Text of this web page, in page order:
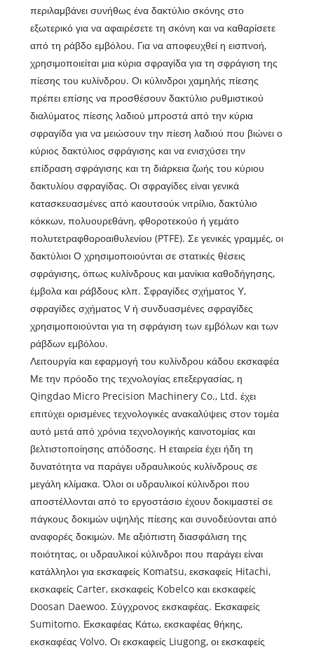
περιλαμβάνει συνήθως ένα δακτύλιο σκόνης στο
εξωτερικό για να αφαιρέσετε τη σκόνη και να καθαρίσετε
από τη ράβδο εμβόλου. Για να αποφευχθεί η εισπνοή,
χρησιμοποιείται μια κύρια σφραγίδα για τη σφράγιση της
πίεσης του κυλίνδρου. Οι κύλινδροι χαμηλής πίεσης
πρέπει επίσης να προσθέσουν δακτύλιο ρυθμιστικού
διαλύματος πίεσης λαδιού μπροστά από την κύρια
σφραγίδα για να μειώσουν την πίεση λαδιού που βιώνει ο
κύριος δακτύλιος σφράγισης και να ενισχύσει την
επίδραση σφράγισης και τη διάρκεια ζωής του κύριου
δακτυλίου σφραγίδας. Οι σφραγίδες είναι γενικά
κατασκευασμένες από καουτσούκ νιτρίλιο, δακτύλιο
κόκκων, πολυουρεθάνη, φθοροτεκούο ή γεμάτο
πολυτετραφθοροαιθυλενίου (PTFE). Σε γενικές γραμμές, οι
δακτύλιοι Ο χρησιμοποιούνται σε στατικές θέσεις
σφράγισης, όπως κυλίνδρους και μανίκια καθοδήγησης,
έμβολα και ράβδους κλπ. Σφραγίδες σχήματος Υ,
σφραγίδες σχήματος V ή συνδυασμένες σφραγίδες
χρησιμοποιούνται για τη σφράγιση των εμβόλων και των
ράβδων εμβόλου.
Λειτουργία και εφαρμογή του κυλίνδρου κάδου εκσκαφέα
Με την πρόοδο της τεχνολογίας επεξεργασίας, η
Qingdao Micro Precision Machinery Co., Ltd. έχει
επιτύχει ορισμένες τεχνολογικές ανακαλύψεις στον τομέα
αυτό μετά από χρόνια τεχνολογικής καινοτομίας και
βελτιστοποίησης απόδοσης. Η εταιρεία έχει ήδη τη
δυνατότητα να παράγει υδραυλικούς κυλίνδρους σε
μεγάλη κλίμακα. Όλοι οι υδραυλικοί κύλινδροι που
αποστέλλονται από το εργοστάσιο έχουν δοκιμαστεί σε
πάγκους δοκιμών υψηλής πίεσης και συνοδεύονται από
αναφορές δοκιμών. Με αξιόπιστη διασφάλιση της
ποιότητας, οι υδραυλικοί κύλινδροι που παράγει είναι
κατάλληλοι για εκσκαφείς Komatsu, εκσκαφείς Hitachi,
εκσκαφείς Carter, εκσκαφείς Kobelco και εκσκαφείς
Doosan Daewoo. Σύγχρονος εκσκαφέας. Εκσκαφείς
Sumitomo. Εκσκαφέας Κάτω, εκσκαφέας θήκης,
εκσκαφέας Volvo. Οι εκσκαφείς Liugong, οι εκσκαφείς